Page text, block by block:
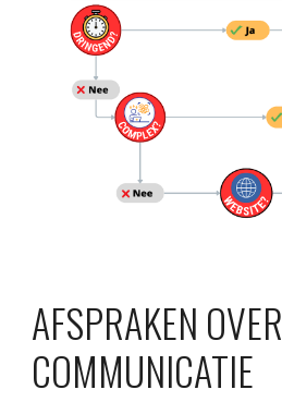
AFSPRAKEN OVER
COMMUNICATIE